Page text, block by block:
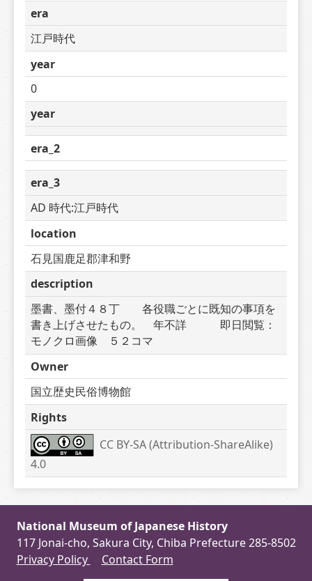
era
江戸時代
year
0
year
era_2
era_3
AD 時代:江戸時代
location
石見国鹿足郡津和野
description
墨書、墨付４８丁　　各役職ごとに既知の事項を
書き上げさせたもの。　年不詳　　　即日閲覧：
モノクロ画像　５２コマ
Owner
国立歴史民俗博物館
Rights
CC BY-SA (Attribution-ShareAlike)
4.0
National Museum of Japanese History
117 Jonai-cho, Sakura City, Chiba Prefecture 285-8502
Privacy Policy
Contact Form